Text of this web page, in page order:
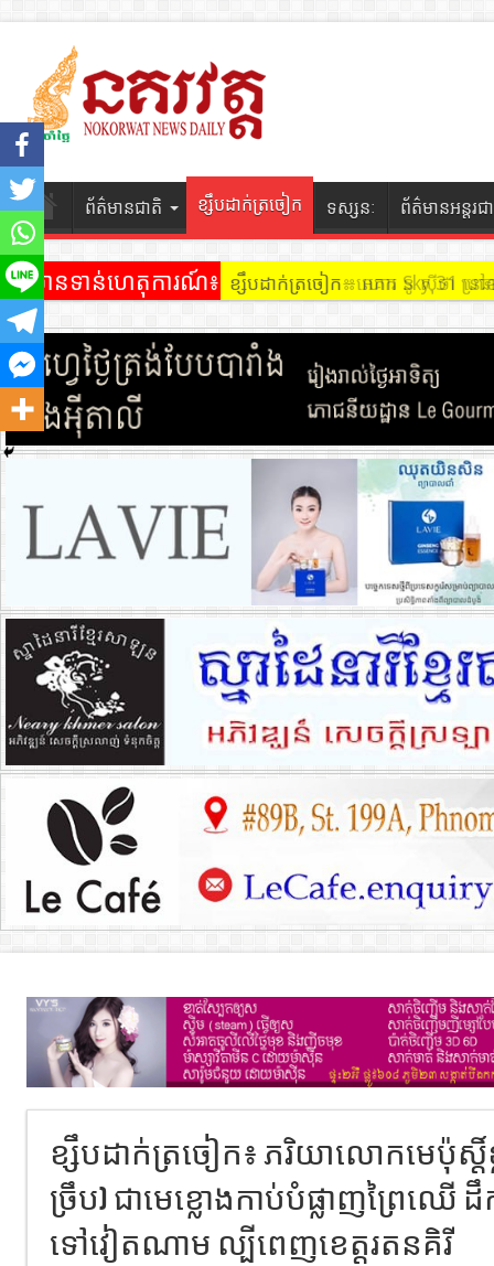
ព័ត៌មានជាតិ ខ្សឹបដាក់ត្រចៀក ទស្សនៈ ព័ត៌មានអន្តរជ
ព័ត៌មានទាន់ហេតុការណ៍៖ ខ្សឹបដាក់ត្រចៀក ៖ អគារ Sky 31
ខ្សឹបដាក់ត្រចៀក៖ ភរិយាលោកមេប៉ុស្តិ៍ខ្
ច្រឹប) ជាមេខ្លោងកាប់បំផ្លាញព្រៃឈើ
ទៅវៀតណាម ល្បីពេញខេត្តរតនគិរី